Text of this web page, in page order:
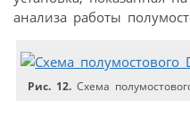
анализа работы
Рис. 12. Схема